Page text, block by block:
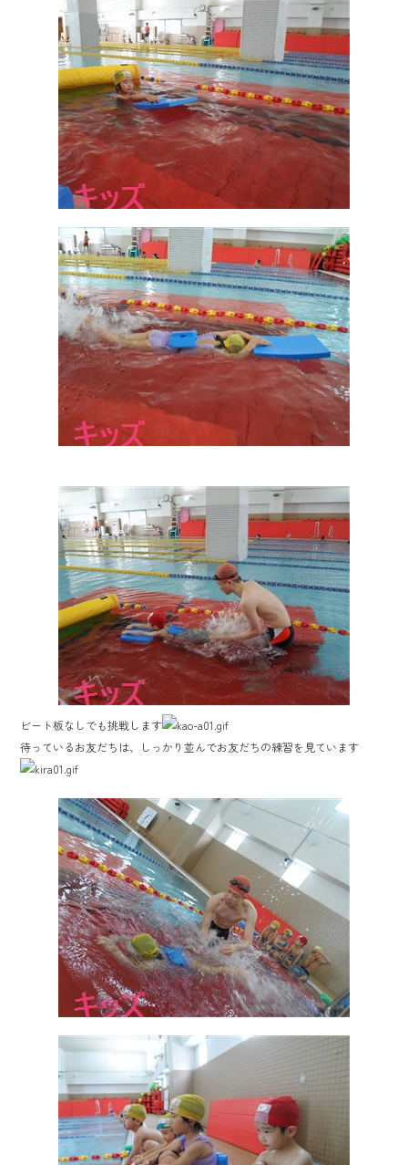
ビート板なしでも挑戦します
待っているお友だちは、しっかり並んでお友だちの練習を見ています